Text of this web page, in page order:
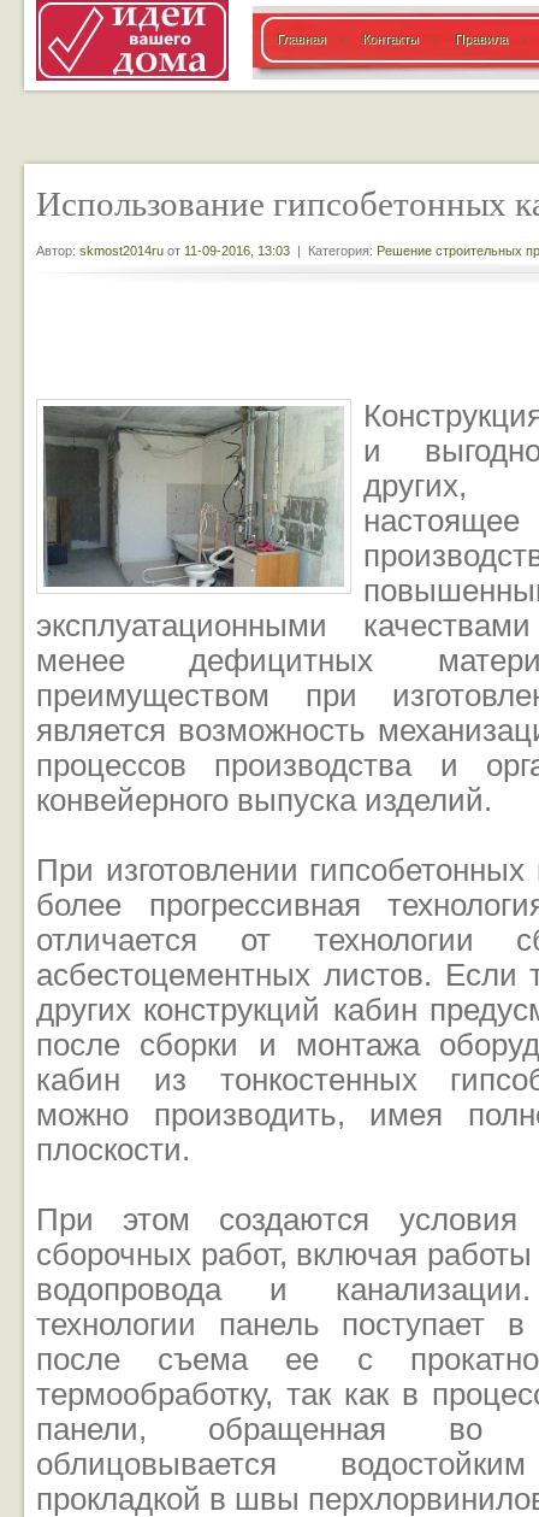
Главная Контакты Правила
Использование гипсобетонных
Автор: skmost2014ru от 11-09-2016, 13:03 | Категория: Решение строительных
и
других,
эксплуатационными
менее дефицитных
преимуществом при
является возможность
процессов производства и
конвейерного выпуска изделий.
При изготовлении
более прогрессивная
отличается от технологии
асбестоцементных листов. Если
других конструкций кабин
после сборки и монтажа
кабин из тонкостенных
можно производить, имея
плоскости.
При этом создаются условия
сборочных работ, включая
водопровода и
технологии панель поступает
после съема ее с
термообработку, так как в
панели, обращенная во
облицовывается
прокладкой в швы